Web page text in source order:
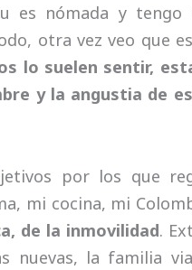
es nómada y tengo
otra vez veo que
lo suelen sentir,
y la angustia de
por los que
mi cocina, mi
de la inmovilidad.
nuevas, la familia